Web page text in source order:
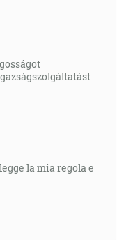
la mia regola e